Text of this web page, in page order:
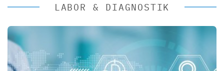
LABOR & DIAGNOSTIK